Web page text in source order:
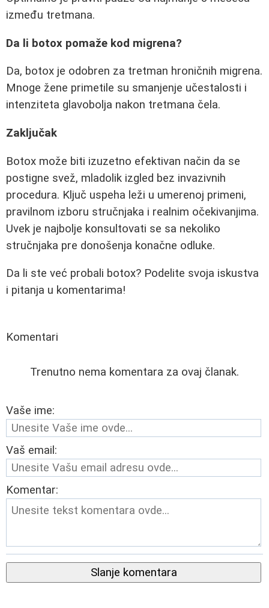
između tretmana.
Da li botox pomaže kod migrena?
Da, botox je odobren za tretman hroničnih migrena.
Mnoge žene primetile su smanjenje učestalosti i
intenziteta glavobolja nakon tretmana čela.
Zaključak
Botox može biti izuzetno efektivan način da se
postigne svež, mladolik izgled bez invazivnih
procedura. Ključ uspeha leži u umerenoj primeni,
pravilnom izboru stručnjaka i realnim očekivanjima.
Uvek je najbolje konsultovati se sa nekoliko
stručnjaka pre donošenja konačne odluke.
Da li ste već probali botox? Podelite svoja iskustva
i pitanja u komentarima!
Komentari
Trenutno nema komentara za ovaj članak.
Vaše ime:
Vaš email:
Komentar:
Slanje komentara